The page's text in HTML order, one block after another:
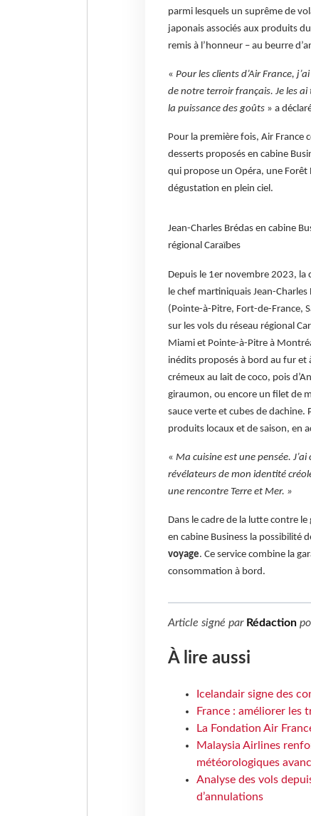
parmi lesquels un suprême de
japonais associés aux produits
remis à l’honneur – au beurre
« Pour les clients d’Air France,
de notre terroir français. Je les
la puissance des goûts» a
Pour la première fois, Air France
desserts proposés en cabine
qui propose un Opéra, une
dégustation en plein ciel.
Jean-Charles Brédas en cabine
régional Caraïbes
Depuis le 1er novembre 2023,
le chef martiniquais Jean-
(Pointe-à-Pitre, Fort-de-France,
sur les vols du réseau régional
Miami et Pointe-à-Pitre à
inédits proposés à bord au fur et
crémeux au lait de coco, pois
giraumon, ou encore un filet de
sauce verte et cubes de dachine.
produits locaux et de saison, en
« Ma cuisine est une pensée.
révélateurs de mon identité
une rencontre Terre et Mer. »
Dans le cadre de la lutte contre
en cabine Business la possibilité
voyage. Ce service combine la
consommation à bord.
Article signé par Rédaction
À lire aussi
Icelandair signe des
France : améliorer les
La Fondation Air
Malaysia Airlines
météorologiques
Analyse des vols
d’annulations